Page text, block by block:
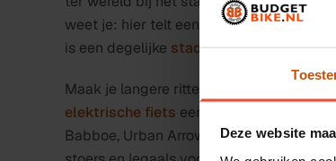
Deze website
weet je: hier telt een fiets die het echt
is een degelijke stadsfiets
Maak je langere ritten, bijvoorbeeld
elektrische fiets een uitkomst.
Babboe, Urban Arrow of Carqon om de